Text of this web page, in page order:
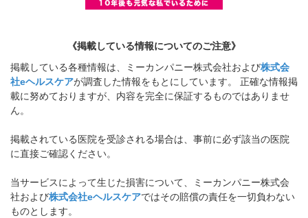
《掲載している情報についてのご注意》
掲載している各種情報は、ミーカンパニー株式会社および株式会
社eヘルスケアが調査した情報をもとにしています。 正確な情報掲
載に努めておりますが、内容を完全に保証するものではありませ
ん。
掲載されている医院を受診される場合は、事前に必ず該当の医院
に直接ご確認ください。
当サービスによって生じた損害について、ミーカンパニー株式会
社および株式会社eヘルスケアではその賠償の責任を一切負わない
ものとします。